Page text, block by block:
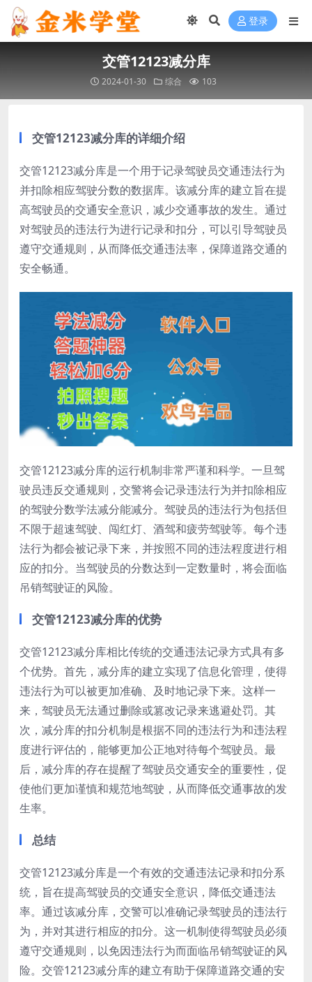
登录
交管12123减分库
2024-01-30 综合 103
交管12123减分库的详细介绍
交管12123减分库是一个用于记录驾驶员交通违法行为
并扣除相应驾驶分数的数据库。该减分库的建立旨在提
高驾驶员的交通安全意识，减少交通事故的发生。通过
对驾驶员的违法行为进行记录和扣分，可以引导驾驶员
遵守交通规则，从而降低交通违法率，保障道路交通的
安全畅通。
交管12123减分库的运行机制非常严谨和科学。一旦驾
驶员违反交通规则，交警将会记录违法行为并扣除相应
的驾驶分数学法减分能减分。驾驶员的违法行为包括但
不限于超速驾驶、闯红灯、酒驾和疲劳驾驶等。每个违
法行为都会被记录下来，并按照不同的违法程度进行相
应的扣分。当驾驶员的分数达到一定数量时，将会面临
吊销驾驶证的风险。
交管12123减分库的优势
交管12123减分库相比传统的交通违法记录方式具有多
个优势。首先，减分库的建立实现了信息化管理，使得
违法行为可以被更加准确、及时地记录下来。这样一
来，驾驶员无法通过删除或篡改记录来逃避处罚。其
次，减分库的扣分机制是根据不同的违法行为和违法程
度进行评估的，能够更加公正地对待每个驾驶员。最
后，减分库的存在提醒了驾驶员交通安全的重要性，促
使他们更加谨慎和规范地驾驶，从而降低交通事故的发
生率。
总结
交管12123减分库是一个有效的交通违法记录和扣分系
统，旨在提高驾驶员的交通安全意识，降低交通违法
率。通过该减分库，交警可以准确记录驾驶员的违法行
为，并对其进行相应的扣分。这一机制使得驾驶员必须
遵守交通规则，以免因违法行为而面临吊销驾驶证的风
险。交管12123减分库的建立有助于保障道路交通的安